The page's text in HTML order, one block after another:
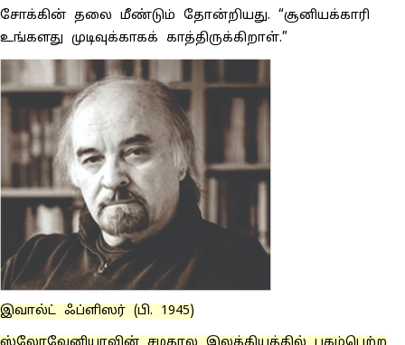
சோக்கின் தலை மீண்டும் தோன்றியது. “சூனியக்காரி
உங்களது முடிவுக்காகக் காத்திருக்கிறாள்.”
இவால்ட் ஃப்ளிஸர் (பி. 1945)